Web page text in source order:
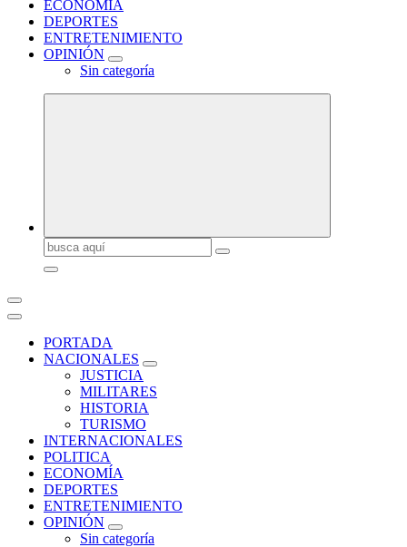
ECONOMÍA
DEPORTES
ENTRETENIMIENTO
OPINIÓN
Sin categoría
Buscar:
PORTADA
NACIONALES
JUSTICIA
MILITARES
HISTORIA
TURISMO
INTERNACIONALES
POLITICA
ECONOMÍA
DEPORTES
ENTRETENIMIENTO
OPINIÓN
Sin categoría